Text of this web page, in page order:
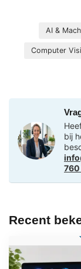
AI &
Computer
bij
760
Recent